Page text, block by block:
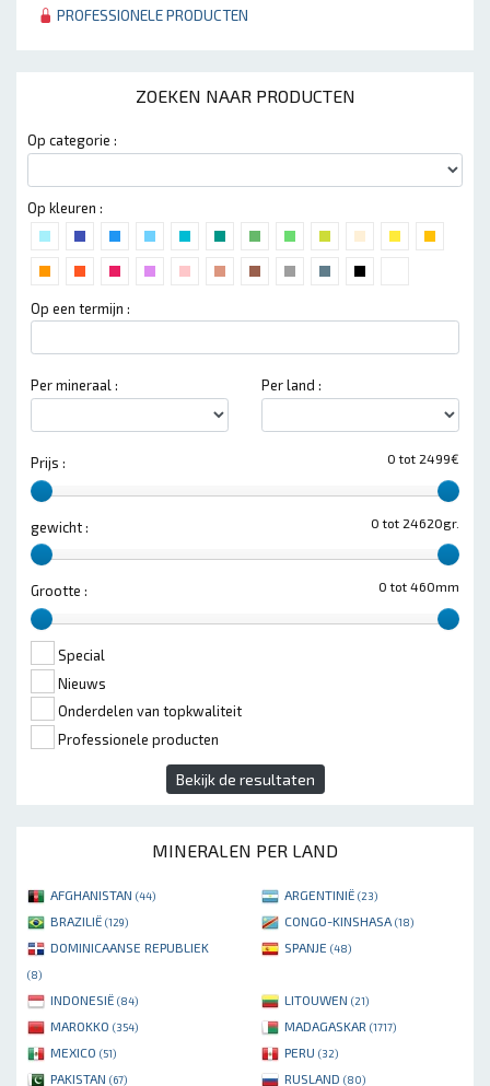
PROFESSIONELE PRODUCTEN
ZOEKEN NAAR PRODUCTEN
Op categorie :
Op kleuren :
Op een termijn :
Per mineraal : Per land :
0 tot 2499€
Prijs :
0 tot 24620gr.
gewicht :
0 tot 460mm
Grootte :
Special
Nieuws
Onderdelen van topkwaliteit
Professionele producten
Bekijk de resultaten
MINERALEN PER LAND
AFGHANISTAN (44) ARGENTINIË (23)
BRAZILIË (129) CONGO-KINSHASA (18)
DOMINICAANSE REPUBLIEK
(8)
SPANJE (48)
INDONESIË (84) LITOUWEN (21)
MAROKKO (354) MADAGASKAR (1717)
MEXICO (51) PERU (32)
PAKISTAN (67) RUSLAND (80)